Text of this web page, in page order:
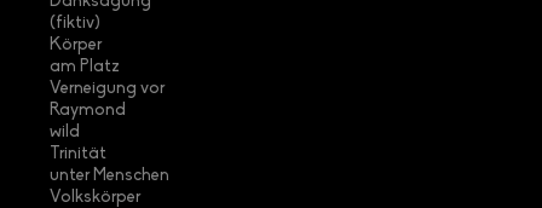
(fiktiv)
Körper
am Platz
Verneigung vor
Raymond
wild
Trinität
unter Menschen
Volkskörper